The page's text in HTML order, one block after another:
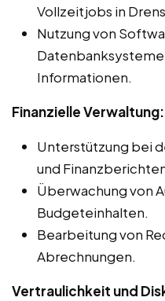
Vollzeitjobs in
Nutzung von
Informationen.
Finanzielle Verwaltung:
Unterstützung bei
und
Überwachung von
Budgeteinhalten.
Bearbeitung von
Abrechnungen.
Vertraulichkeit und